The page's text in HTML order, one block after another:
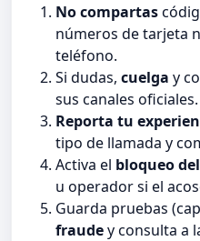
No compartas
números de tarjeta
teléfono.
Si dudas, cuelga y
sus canales oficiales.
Reporta tu
tipo de llamada y
Activa el bloqueo
u operador si el
Guarda pruebas
fraudey consulta a